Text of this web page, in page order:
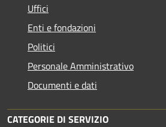
Uffici
Enti e fondazioni
Politici
Personale Amministrativo
Documenti e dati
CATEGORIE DI SERVIZIO